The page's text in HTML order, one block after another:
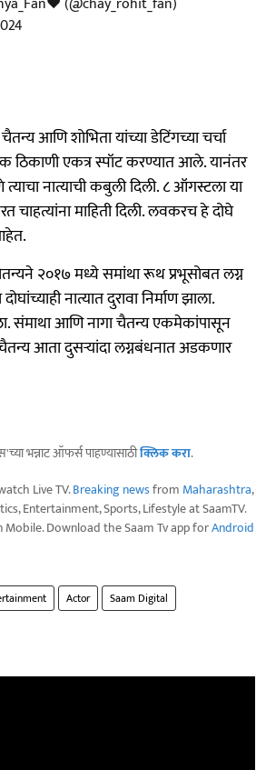
आणि शोभिता यांच्या डेटिंगच्या चर्चा
ठिकाणी एकत्र स्पॉट करण्यात आले. यानंतर
नात्याची कबुली दिली. ८ ऑगस्टला या
चाहत्यांना माहिती दिली. लवकरच हे दोघे
२०१७ मध्ये समांथा रूथ प्रभूसोबत लग्न
नात्यात दुरावा निर्माण झाला.
संमाथा आणि नागा चैतन्य एकमेकांपासून
आता दुसऱ्यांदा लग्नबंधनात अडकणार
भन्नाट ऑफर्स पाहण्यासाठीक्लिक करा.
Live TV.Breaking newsfrom Maharashtra,
Entertainment, Sports, Lifestyle at SaamTV.
Mobile. Download the Saam Tv app forAndroid
Actor Saam Digital